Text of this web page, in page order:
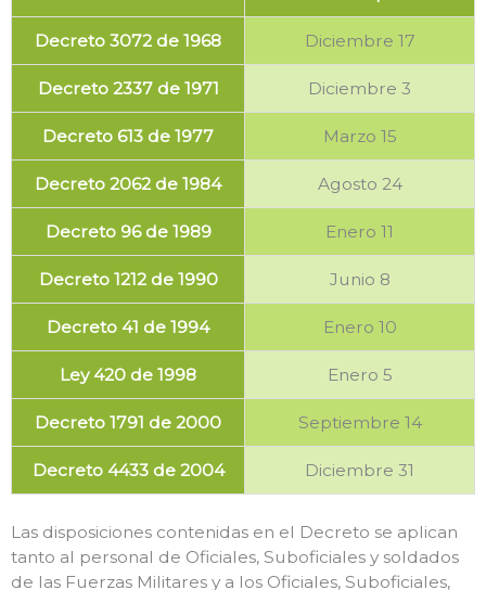
Decreto 3072 de 1968 Diciembre 17
Decreto 2337 de 1971 Diciembre 3
Decreto 613 de 1977 Marzo 15
Decreto 2062 de 1984 Agosto 24
Decreto 96 de 1989 Enero 11
Decreto 1212 de 1990 Junio 8
Decreto 41 de 1994 Enero 10
Ley 420 de 1998 Enero 5
Decreto 1791 de 2000 Septiembre 14
Decreto 4433 de 2004 Diciembre 31
Las disposiciones contenidas en el Decreto se aplican
tanto al personal de Oficiales, Suboficiales y soldados
de las Fuerzas Militares y a los Oficiales, Suboficiales,